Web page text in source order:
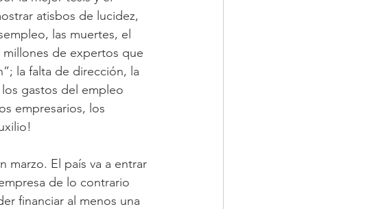
atisbos de lucidez,
las muertes, el
de expertos que
la falta de dirección, la
gastos del empleo
empresarios, los
marzo. El país va a entrar
de lo contrario
financiar al menos una